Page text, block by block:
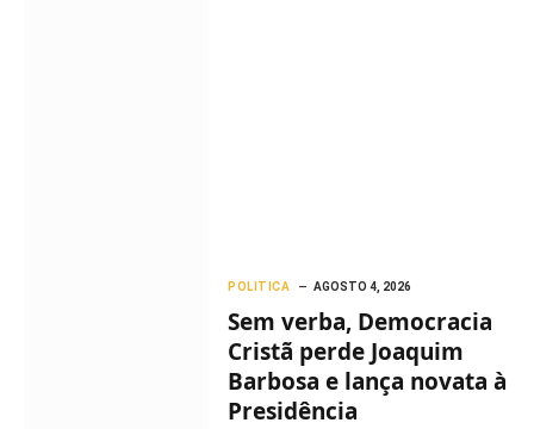
POLITICA AGOSTO 4, 2026
Sem verba, Democracia
Cristã perde Joaquim
Barbosa e lança novata à
Presidência